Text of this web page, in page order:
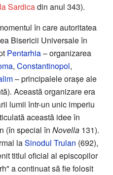
Sardicadin anul 343).
în care autoritatea
Bisericii Universale în
Pentarhia– organizarea
, Constantinopol,
– principalele orașe ale
Această organizare era
lumii într-un unic imperiu
această idee în
(în special în Novella 131).
laSinodul Trulan (692),
titlul oficial al episcopilor
a continuat să fie folosit